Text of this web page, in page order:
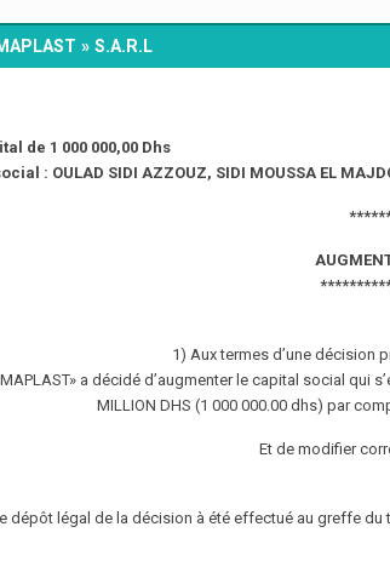
» S.A.R.L
de 1 000 000,00 Dhs
: OULAD SIDI AZZOUZ, SIDI MOUSSA EL
1) Aux termes d’une décision
a décidé d’augmenter le capital social qui
MILLION DHS (1 000 000.00 dhs) par
Et de modifier
dépôt légal de la décision à été effectué au greffe du